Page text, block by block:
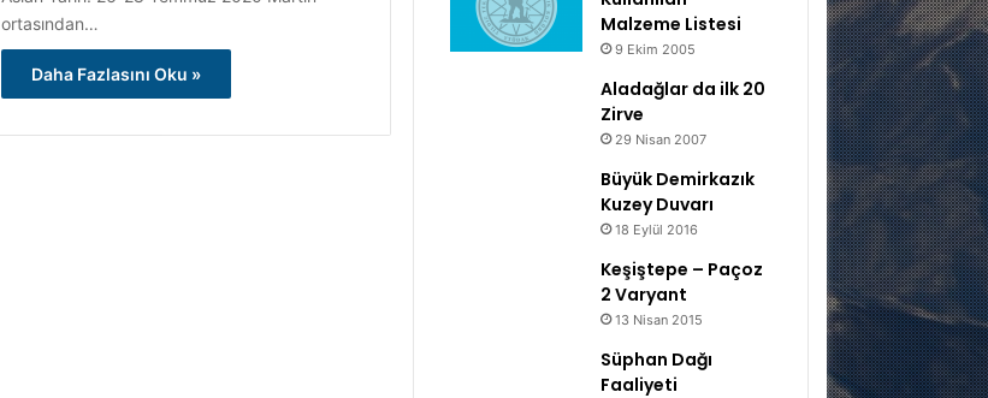
ortasından…
Daha Fazlasını Oku »
Malzeme Listesi
9 Ekim 2005
Aladağlar da ilk 20
Zirve
29 Nisan 2007
Büyük Demirkazık
Kuzey Duvarı
18 Eylül 2016
Keşiştepe – Paçoz
2 Varyant
13 Nisan 2015
Süphan Dağı
Faaliyeti